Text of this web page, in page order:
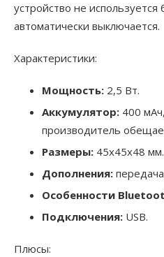
устройство не
автоматически выключается.
Характеристики:
Мощность: 2,5 Вт.
Аккумулятор: 400
производитель
Размеры: 45х45х48 мм.
Дополнения:
Особенности
Подключения: USB.
Плюсы: